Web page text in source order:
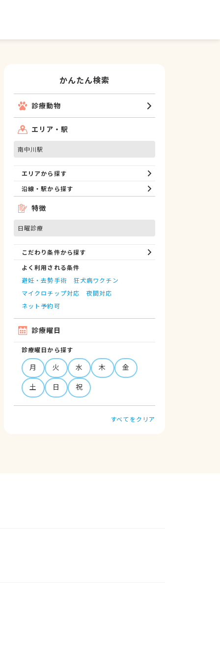
かんたん検索
診療動物
エリア・駅
南中川駅
エリアから探す
沿線・駅から探す
特徴
日曜診療
こだわり条件から探す
よく利用される条件
避妊・去勢手術
狂犬病ワクチン
マイクロチップ対応
夜間対応
ネット予約可
診療曜日
診療曜日から探す
月 火 水 木
金
土
日 祝
すべてをクリア